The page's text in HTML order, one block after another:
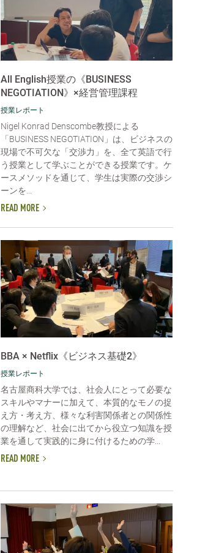
All English授業の《BUSINESS
NEGOTIATION》×経営管理課程
授業レポート
Nigel Konrad Denscombe教授による
「BUSINESS NEGOTIATION」は、ビジネスの
現場で不可欠な「交渉力」を、全て英語で行
う授業として学ぶことができる授業です。ケ
ースメソッドを通じて、学生は実際の交渉シ
ーンを...
READ MORE
BBA × Netflix《ビジネス基礎2》
授業レポート
名古屋商科大学では、社会人にとって必要な
スキルやマナーに加えて、本質的なモノの捉
え方・考え方、様々な利害関係者との関係性
の理解など、社会に出てから役立つ知識を授
業を通して実践的に身に付けるための学...
READ MORE